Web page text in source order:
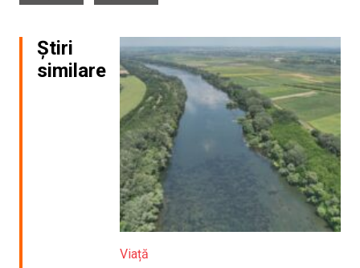
Știri
similare
Viață